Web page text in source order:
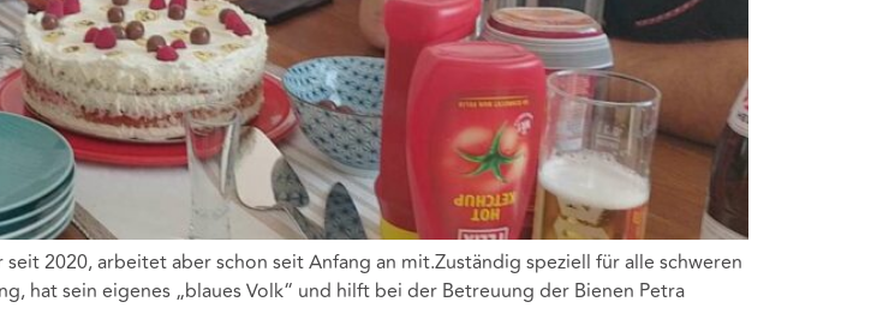
2020, arbeitet aber schon seit Anfang an mit.Zuständig speziell für alle schweren
hat sein eigenes „blaues Volk“ und hilft bei der Betreuung der Bienen Petra